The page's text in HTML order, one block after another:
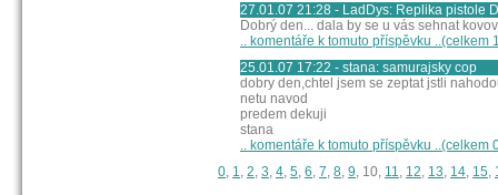
27.01.07 21:28 - LadDys: Replika pistole
Dobrý den... dala by se u vás sehnat
.. komentáře k tomuto příspěvku ..(celkem
25.01.07 17:22 - stana: samurajsky cop
dobry den,chtel jsem se zeptat jstli
netu navod
predem dekuji
stana
.. komentáře k tomuto příspěvku ..(celkem
0, 1, 2, 3, 4, 5, 6, 7, 8, 9, 10, 11, 12, 13, 14, 15,